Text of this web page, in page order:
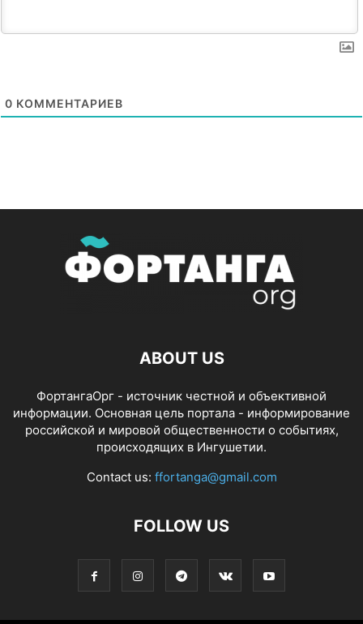
0 КОММЕНТАРИЕВ
ABOUT US
ФортангаОрг - источник честной и объективной
информации. Основная цель портала - информирование
российской и мировой общественности о событиях,
происходящих в Ингушетии.
Contact us: ffortanga@gmail.com
FOLLOW US